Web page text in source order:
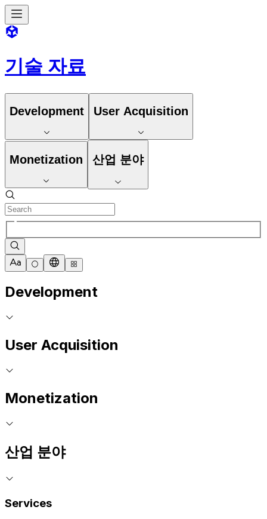
기술 자료
Development User Acquisition
Monetization 산업 분야
Development
User Acquisition
Monetization
산업 분야
Services